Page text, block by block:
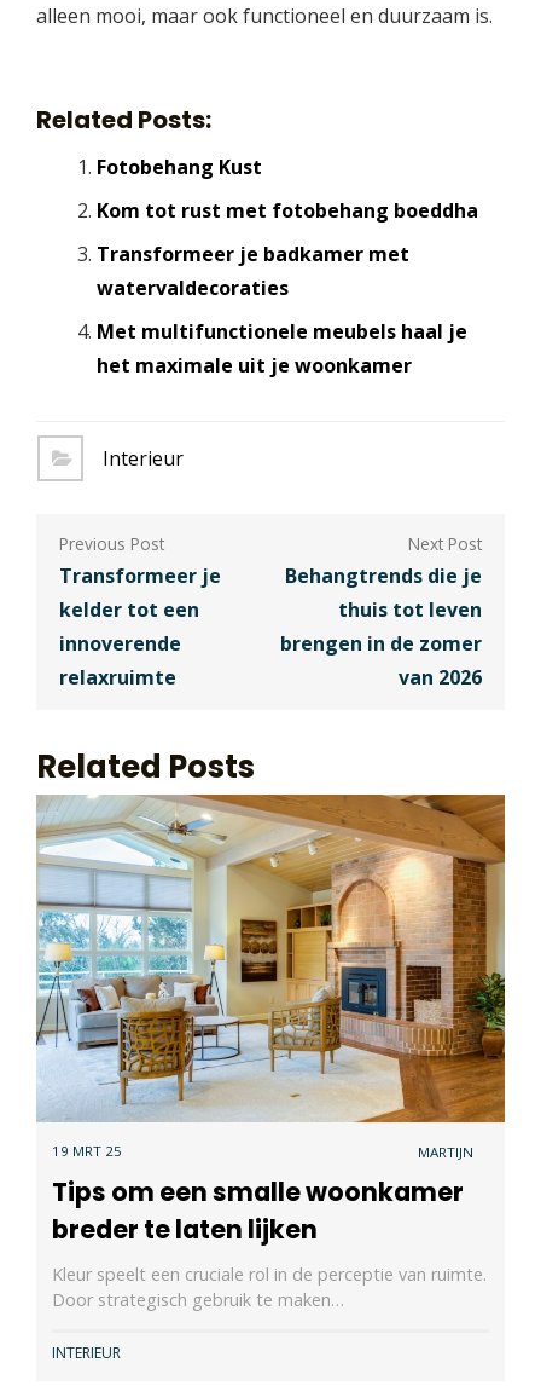
alleen mooi, maar ook functioneel en duurzaam is.
Related Posts:
Fotobehang Kust
Kom tot rust met fotobehang boeddha
Transformeer je badkamer met
watervaldecoraties
Met multifunctionele meubels haal je
het maximale uit je woonkamer
Interieur
Berichtnavigatie
Transformeer je
kelder tot een
innoverende
relaxruimte
Behangtrends die je
thuis tot leven
brengen in de zomer
van 2026
Related Posts
19 MRT 25 MARTIJN
Tips om een smalle woonkamer
breder te laten lijken
Kleur speelt een cruciale rol in de perceptie van ruimte.
Door strategisch gebruik te maken…
INTERIEUR